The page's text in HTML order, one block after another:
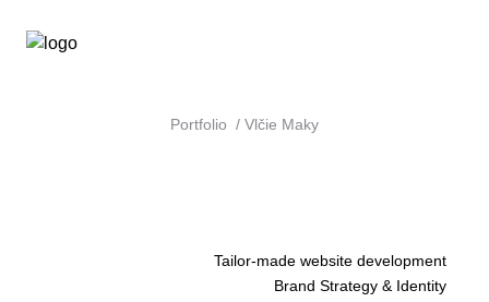
Portfolio Vlčie Maky
Tailor-made website development
Brand Strategy & Identity